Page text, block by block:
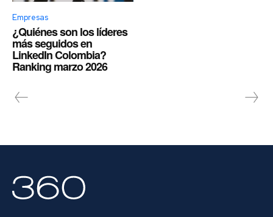
Empresas
¿Quiénes son los líderes
más seguidos en
LinkedIn Colombia?
Ranking marzo 2026